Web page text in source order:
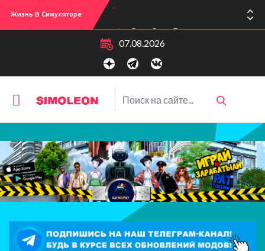
Жизнь В Симуляторе
07.08.2026